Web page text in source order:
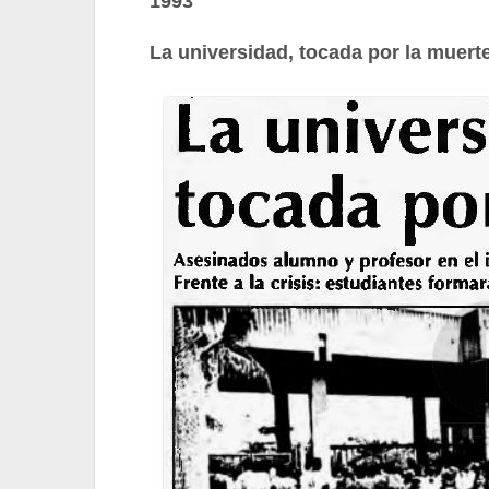
La universidad, tocada por la